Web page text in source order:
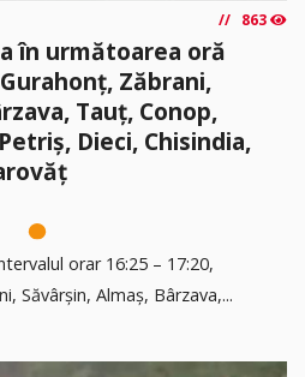
863
în următoarea oră
Zăbrani,
Tauț, Conop,
Dieci, Chisindia,
orar 16:25 – 17:20,
Săvârșin, Almaș, Bârzava,...